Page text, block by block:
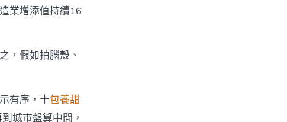
業增添值持續16
，假如拍腦殼、
有序，十包養甜
城市盤算中間，